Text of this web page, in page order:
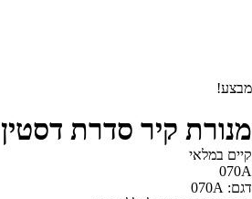
מבצע!
מנורת קיר סדרת דסטין
קיים במלאי‬
070A
דגם: 070A